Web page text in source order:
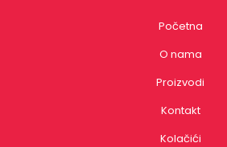
Početna
O nama
Proizvodi
Kontakt
Kolačići